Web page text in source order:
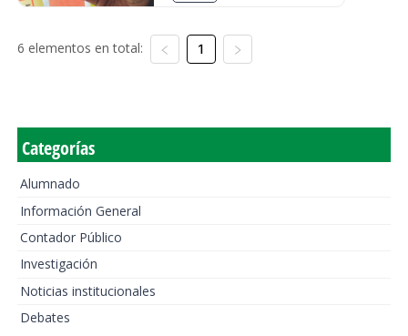
6 elementos en total: 1
Categorías
Alumnado
Información General
Contador Público
Investigación
Noticias institucionales
Debates